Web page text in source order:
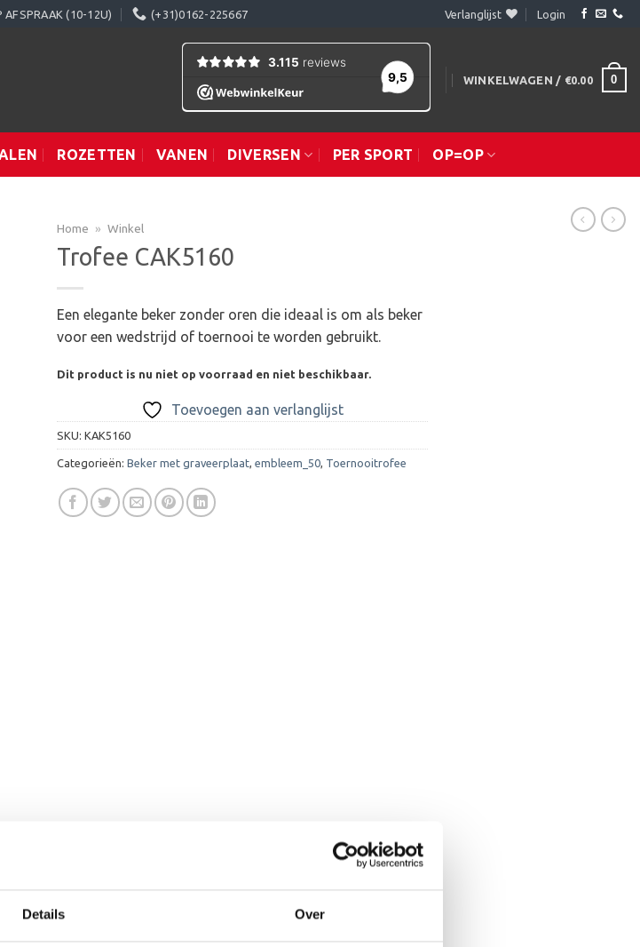
Details Over
AFSPRAAK (10-12U) (+31)0162-225667 Verlanglijst Login
WINKELWAGEN / €0.00 0
ROZETTEN VANEN DIVERSEN PER SPORT OP=OP
Home » Winkel
Trofee CAK5160
Een elegante beker zonder oren die ideaal is om als beker
voor een wedstrijd of toernooi te worden gebruikt.
Dit product is nu niet op voorraad en niet beschikbaar.
Toevoegen aan verlanglijst
SKU: KAK5160
Categorieën: Beker met graveerplaat, embleem_50, Toernooitrofee